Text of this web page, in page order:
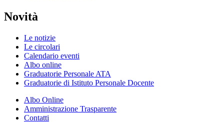
Novità
Le notizie
Le circolari
Calendario eventi
Albo online
Graduatorie Personale ATA
Graduatorie di Istituto Personale Docente
Albo Online
Amministrazione Trasparente
Contatti